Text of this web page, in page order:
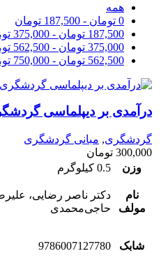
همه
0 تومان -
187,500 تومان
187,500 تومان -
375,000
375,000 تومان -
562,500
562,500 تومان -
750,000
درآمدی بر دیپلماسی
گردشگری, مبانی گردشگری
300,000 تومان
وزن
0.5 کیلوگرم
نام
مولف
دکتر ناصر رضایی،
حاجی‌محمدی
شابک 9786007127780